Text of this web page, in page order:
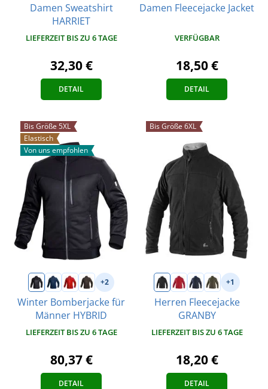
Damen Sweatshirt
HARRIET
LIEFERZEIT BIS ZU 6 TAGE
32,30 €
DETAIL
Damen Fleecejacke Jacket
VERFÜGBAR
18,50 €
DETAIL
Bis Größe 5XL
Elastisch
Von uns empfohlen
+2
Winter Bomberjacke für
Männer HYBRID
LIEFERZEIT BIS ZU 6 TAGE
80,37 €
DETAIL
Bis Größe 6XL
+1
Herren Fleecejacke
GRANBY
LIEFERZEIT BIS ZU 6 TAGE
18,20 €
DETAIL